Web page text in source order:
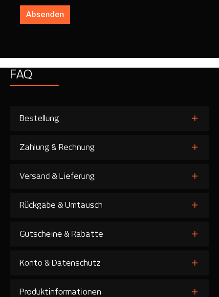
Absenden
FAQ
Bestellung
Zahlung & Rechnung
Versand & Lieferung
Rückgabe & Umtausch
Gutscheine & Rabatte
Konto & Datenschutz
Produktinformationen